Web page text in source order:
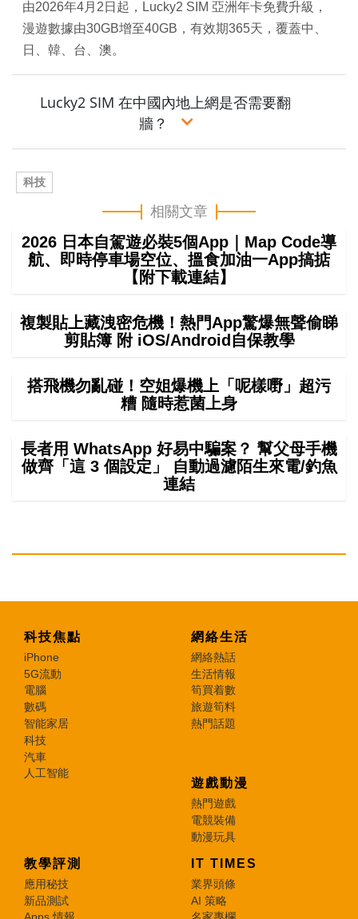
由2026年4月2日起，Lucky2 SIM 亞洲年卡免費升級，
漫遊數據由30GB增至40GB，有效期365天，覆蓋中、
日、韓、台、澳。
Lucky2 SIM 在中國內地上網是否需要翻
牆？
科技
相關文章
2026 日本自駕遊必裝5個App｜Map Code導
航、即時停車場空位、搵食加油一App搞掂
【附下載連結】
複製貼上藏洩密危機！熱門App驚爆無聲偷睇
剪貼簿 附 iOS/Android自保教學
搭飛機勿亂碰！空姐爆機上「呢樣嘢」超污
糟 隨時惹菌上身
長者用 WhatsApp 好易中騙案？ 幫父母手機
做齊「這 3 個設定」 自動過濾陌生來電/釣魚
連結
科技焦點
iPhone
5G流動
電腦
數碼
智能家居
科技
汽車
人工智能
網絡生活
網絡熱話
生活情報
筍買着數
旅遊筍料
熱門話題
遊戲動漫
熱門遊戲
電競裝備
動漫玩具
教學評測
應用秘技
新品測試
IT TIMES
業界頭條
AI 策略